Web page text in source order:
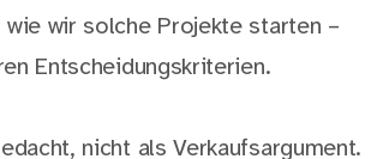
wir solche Projekte starten –
Entscheidungskriterien.
nicht als Verkaufsargument.